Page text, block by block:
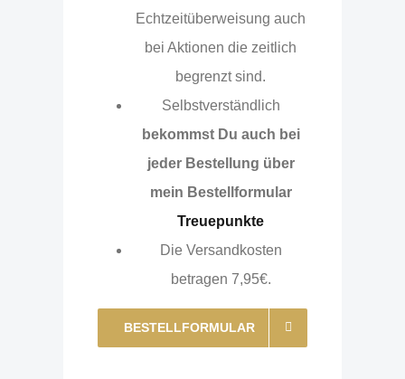
Echtzeitüberweisung auch
bei Aktionen die zeitlich
begrenzt sind.
Selbstverständlich
bekommst Du auch bei
jeder Bestellung über
mein Bestellformular
Treuepunkte
Die Versandkosten
betragen 7,95€.
BESTELLFORMULAR